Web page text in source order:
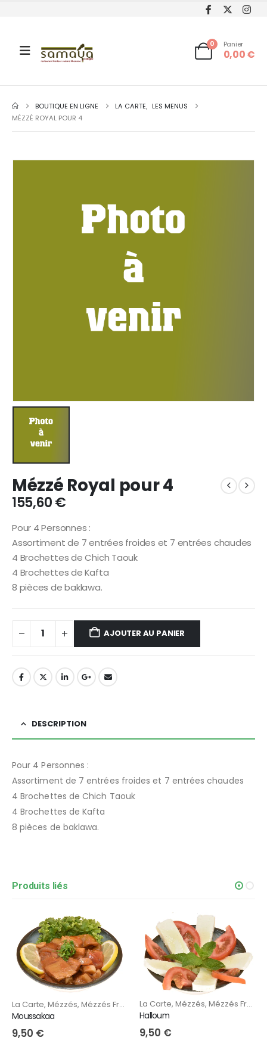
0 Panier
0,00€
BOUTIQUE EN LIGNE LA CARTE, LES MENUS
MÉZZÉ ROYAL POUR 4
Mézzé Royal pour 4
155,60€
Pour 4 Personnes :
Assortiment de 7 entrées froides et 7 entrées chaudes
4 Brochettes de Chich Taouk
4 Brochettes de Kafta
8 pièces de baklawa.
AJOUTER AU PANIER
DESCRIPTION
Pour 4 Personnes :
Assortiment de 7 entrées froides et 7 entrées chaudes
4 Brochettes de Chich Taouk
4 Brochettes de Kafta
8 pièces de baklawa.
Produits liés
La Carte, Mézzés, Mézzés Froids
Moussakaa
9,50 €
La Carte, Mézzés, Mézzés Froids
Halloum
9,50 €